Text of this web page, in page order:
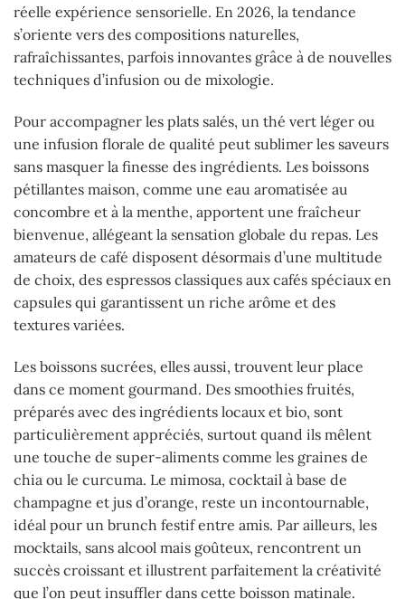
réelle expérience sensorielle. En 2026, la tendance
s’oriente vers des compositions naturelles,
rafraîchissantes, parfois innovantes grâce à de nouvelles
techniques d’infusion ou de mixologie.
Pour accompagner les plats salés, un thé vert léger ou
une infusion florale de qualité peut sublimer les saveurs
sans masquer la finesse des ingrédients. Les boissons
pétillantes maison, comme une eau aromatisée au
concombre et à la menthe, apportent une fraîcheur
bienvenue, allégeant la sensation globale du repas. Les
amateurs de café disposent désormais d’une multitude
de choix, des espressos classiques aux cafés spéciaux en
capsules qui garantissent un riche arôme et des
textures variées.
Les boissons sucrées, elles aussi, trouvent leur place
dans ce moment gourmand. Des smoothies fruités,
préparés avec des ingrédients locaux et bio, sont
particulièrement appréciés, surtout quand ils mêlent
une touche de super-aliments comme les graines de
chia ou le curcuma. Le mimosa, cocktail à base de
champagne et jus d’orange, reste un incontournable,
idéal pour un brunch festif entre amis. Par ailleurs, les
mocktails, sans alcool mais goûteux, rencontrent un
succès croissant et illustrent parfaitement la créativité
que l’on peut insuffler dans cette boisson matinale.